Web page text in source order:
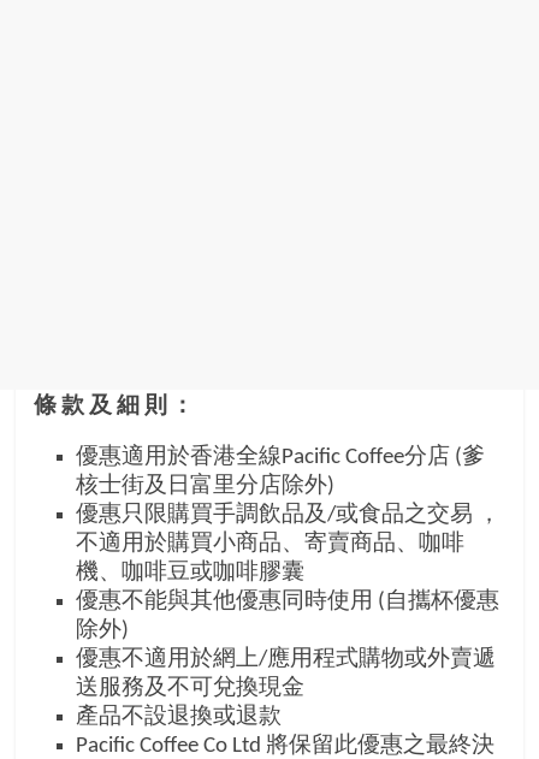
條款及細則：
優惠適用於香港全線Pacific Coffee分店 (爹
核士街及日富里分店除外)
優惠只限購買手調飲品及/或食品之交易 ，
不適用於購買小商品、寄賣商品、咖啡
機、咖啡豆或咖啡膠囊
優惠不能與其他優惠同時使用 (自攜杯優惠
除外)
優惠不適用於網上/應用程式購物或外賣遞
送服務及不可兌換現金
產品不設退換或退款
Pacific Coffee Co Ltd 將保留此優惠之最終決